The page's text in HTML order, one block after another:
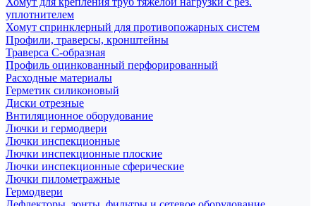
уплотнителем
Хомут спринклерный для противопожарных систем
Профили, траверсы, кронштейны
Траверса С-образная
Профиль оцинкованный перфорированный
Расходные материалы
Герметик силиконовый
Диски отрезные
Внтиляционное оборудование
Лючки и гермодвери
Лючки инспекционные
Лючки инспекционные плоские
Лючки инспекционные сферические
Лючки пилометражные
Гермодвери